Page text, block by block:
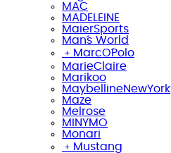
MAC
MADELEINE
MaierSports
Man´s World
﹢ MarcO´Polo
MarieClaire
Marikoo
MaybellineNewYork
Maze
Melrose
MINYMO
Monari
﹢ Mustang